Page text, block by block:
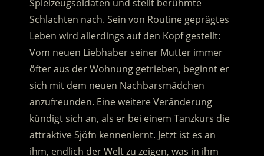
Spielzeugsoldaten und stellt berühmte
Schlachten nach. Sein von Routine geprägtes
Leben wird allerdings auf den Kopf gestellt:
Vom neuen Liebhaber seiner Mutter immer
öfter aus der Wohnung getrieben, beginnt er
sich mit dem neuen Nachbarsmädchen
anzufreunden. Eine weitere Veränderung
kündigt sich an, als er bei einem Tanzkurs die
attraktive Sjöfn kennenlernt. Jetzt ist es an
ihm, endlich der Welt zu zeigen, was in ihm